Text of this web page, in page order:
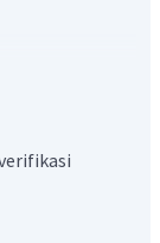
diketahui
[Z] berkurang,